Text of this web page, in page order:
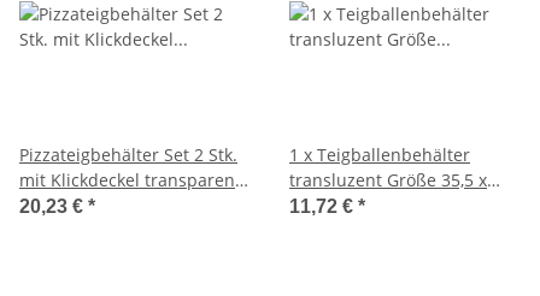
Pizzateigbehälter Set 2 Stk.
mit Klickdeckel transparent
stapelbar für Pizzeria und
20,23 € *
1 x Teigballenbehälter
transluzent Größe 35,5 x
27,5 x 8,5 cm + 1 x
11,72 € *